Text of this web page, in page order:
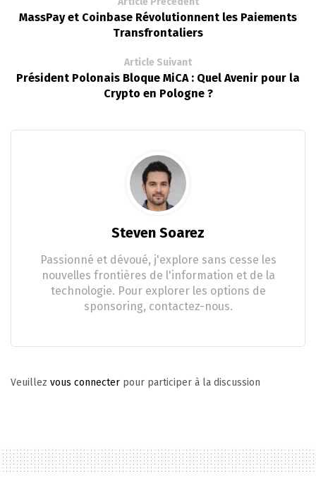
MassPay et Coinbase Révolutionnent les Paiements
Transfrontaliers
Article Suivant
Président Polonais Bloque MiCA : Quel Avenir pour la
Crypto en Pologne ?
Steven Soarez
Passionné et dévoué, j'explore sans cesse les
nouvelles frontières de l'information et de la
technologie. Pour explorer les options de
sponsoring, contactez-nous.
Veuillez vous connecter pour participer à la discussion